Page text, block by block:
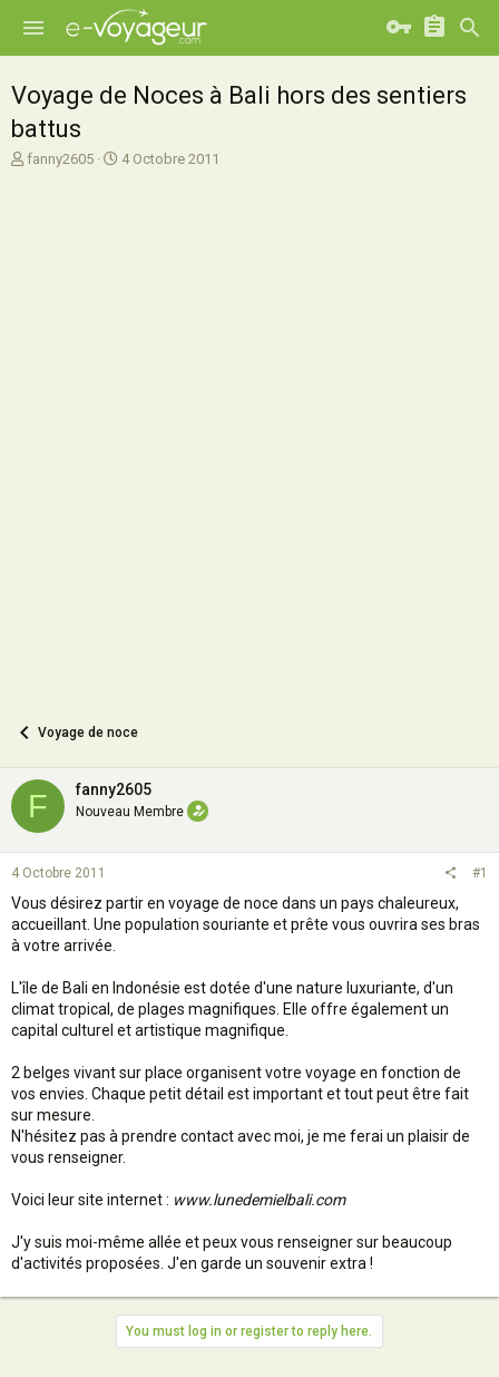
Voyage de Noces à Bali hors des sentiers
battus
A
fanny2605
D
4 Octobre 2011
Voyage de noce
F fanny2605
Nouveau Membre
4 Octobre 2011 #1
Vous désirez partir en voyage de noce dans un pays chaleureux,
accueillant. Une population souriante et prête vous ouvrira ses bras
à votre arrivée.
L'île de Bali en Indonésie est dotée d'une nature luxuriante, d'un
climat tropical, de plages magnifiques. Elle offre également un
capital culturel et artistique magnifique.
2 belges vivant sur place organisent votre voyage en fonction de
vos envies. Chaque petit détail est important et tout peut être fait
sur mesure.
N'hésitez pas à prendre contact avec moi, je me ferai un plaisir de
vous renseigner.
Voici leur site internet : www.lunedemielbali.com
J'y suis moi-même allée et peux vous renseigner sur beaucoup
d'activités proposées. J'en garde un souvenir extra !
You must log in or register to reply here.